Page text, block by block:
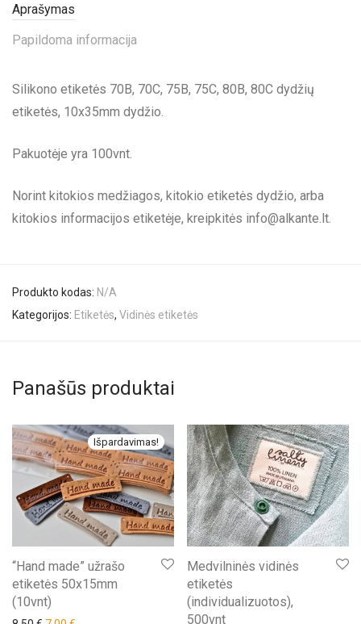
Aprašymas
Papildoma informacija
Silikono etiketės 70B, 70C, 75B, 75C, 80B, 80C dydžių
etiketės, 10x35mm dydžio.
Pakuotėje yra 100vnt.
Norint kitokios medžiagos, kitokio etiketės dydžio, arba
kitokios informacijos etiketėje, kreipkitės info@alkante.lt
Produkto kodas: N/A
Kategorijos: Etiketės, Vidinės etiketės
Panašūs produktai
Išpardavimas!
“Hand made” užrašo
etiketės 50x15mm
(10vnt)
Medvilninės vidinės
etiketės
(individualizuotos),
500vnt